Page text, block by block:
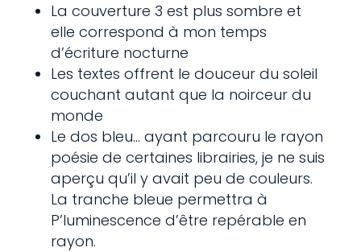
La couverture 3 est plus sombre et
elle correspond à mon temps
d’écriture nocturne
Les textes offrent le douceur du soleil
couchant autant que la noirceur du
monde
Le dos bleu… ayant parcouru le rayon
poésie de certaines librairies, je ne suis
aperçu qu’il y avait peu de couleurs.
La tranche bleue permettra à
P’luminescence d’être repérable en
rayon.